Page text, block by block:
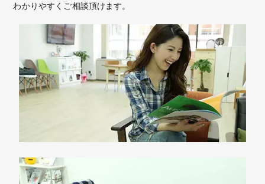
わかりやすくご相談頂けます。